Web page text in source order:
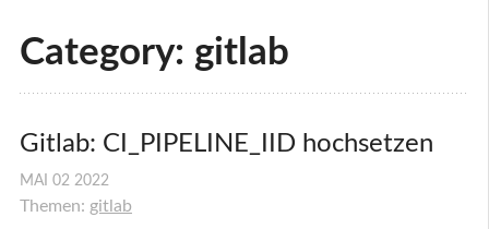
Category: gitlab
Gitlab: CI_PIPELINE_IID hochsetzen
MAI 02 2022
Themen: gitlab